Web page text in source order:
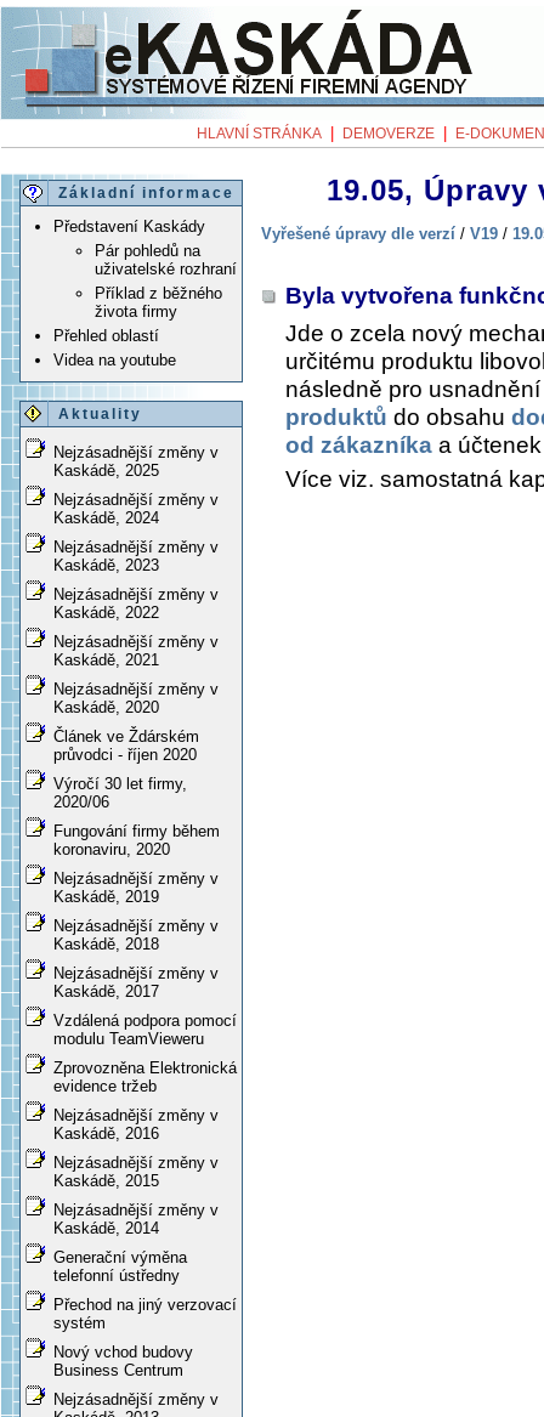
HLAVNÍ STRÁNKA DEMOVERZE E-
Základní informace
Představení Kaskády
Pár pohledů na
uživatelské rozhraní
Příklad z běžného
života firmy
Přehled oblastí
Videa na youtube
Aktuality
Nejzásadnější změny v
Kaskádě, 2025
Nejzásadnější změny v
Kaskádě, 2024
Nejzásadnější změny v
Kaskádě, 2023
Nejzásadnější změny v
Kaskádě, 2022
Nejzásadnější změny v
Kaskádě, 2021
Nejzásadnější změny v
Kaskádě, 2020
Článek ve Ždárském
průvodci - říjen 2020
Výročí 30 let firmy,
2020/06
Fungování firmy během
koronaviru, 2020
Nejzásadnější změny v
Kaskádě, 2019
Nejzásadnější změny v
Kaskádě, 2018
Nejzásadnější změny v
Kaskádě, 2017
Vzdálená podpora pomocí
modulu TeamVieweru
Zprovozněna Elektronická
evidence tržeb
Nejzásadnější změny v
Kaskádě, 2016
Nejzásadnější změny v
Kaskádě, 2015
Nejzásadnější změny v
Kaskádě, 2014
Generační výměna
telefonní ústředny
Přechod na jiný verzovací
systém
Nový vchod budovy
Business Centrum
Nejzásadnější změny v
19.05, Úpravy
Vyřešené úpravy dle verzí / V19 /
Byla vytvořena
Jde o zcela nový
určitému produktu
následně pro
produktů do obsahu
od zákazníka a
Více viz. samostatná